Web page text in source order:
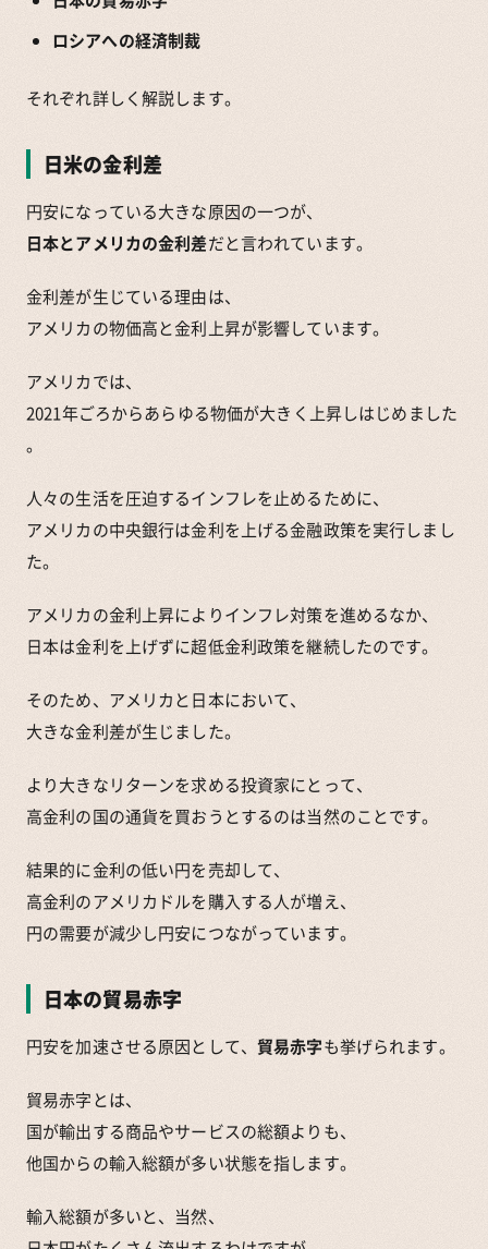
ロシアへの経済制裁
それぞれ詳しく解説します。
日米の金利差
円安になっている大きな原因の一つが、
日本とアメリカの金利差だと言われています。
金利差が生じている理由は、
アメリカの物価高と金利上昇が影響しています。
アメリカでは、
2021年ごろからあらゆる物価が大きく上昇しはじめました
。
人々の生活を圧迫するインフレを止めるために、
アメリカの中央銀行は金利を上げる金融政策を実行しまし
た。
アメリカの金利上昇によりインフレ対策を進めるなか、
日本は金利を上げずに超低金利政策を継続したのです。
そのため、アメリカと日本において、
大きな金利差が生じました。
より大きなリターンを求める投資家にとって、
高金利の国の通貨を買おうとするのは当然のことです。
結果的に金利の低い円を売却して、
高金利のアメリカドルを購入する人が増え、
円の需要が減少し円安につながっています。
日本の貿易赤字
円安を加速させる原因として、 貿易赤字も挙げられます。
貿易赤字とは、
国が輸出する商品やサービスの総額よりも、
他国からの輸入総額が多い状態を指します。
輸入総額が多いと、当然、